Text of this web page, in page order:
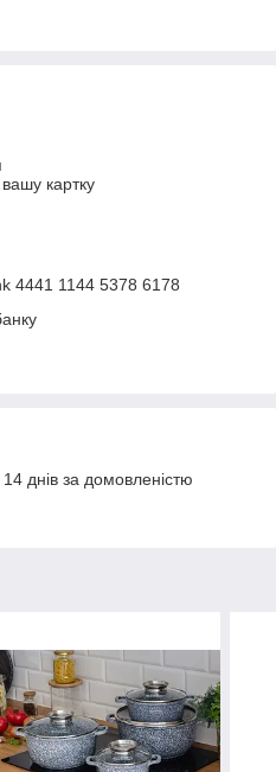
картку
4441 1144 5378 6178
днів за домовленістю